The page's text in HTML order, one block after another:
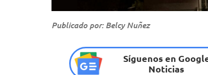
Publicado por: Belcy Nuñez
Síguenos en
Noticias